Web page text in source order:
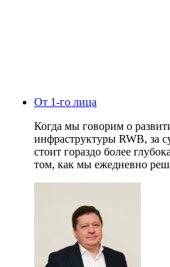
От 1-го лица
Когда мы говорим о
инфраструктуры RWB, за
стоит гораздо более
том, как мы ежедневно